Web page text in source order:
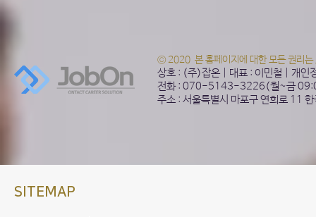
© 2020 본 홈페이지에 대한 모든 권리
상호 : (주)잡온 | 대표 : 이민철 | 개인
전화 : 070-5143-3226(월~금
주소 : 서울특별시 마포구 연희로 11
SITEMAP